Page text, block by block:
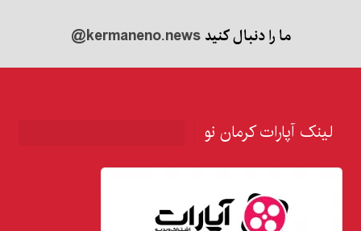
ما را دنبال کنید@kermaneno.news
لینک آپارات کرمان نو